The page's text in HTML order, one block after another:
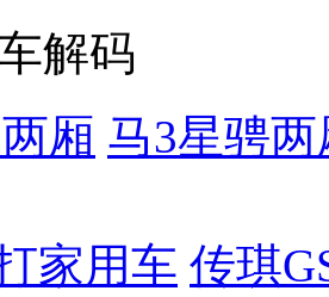
解码
厢 马3星骋
家用车 传琪